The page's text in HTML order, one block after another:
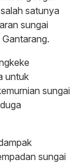
satunya
sungai
untuk
sungai
sungai